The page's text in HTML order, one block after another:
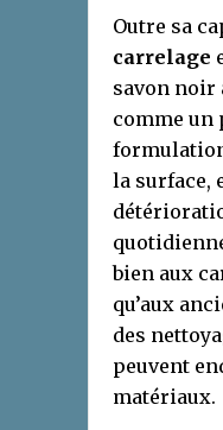
Outre sa
carrelage
savon noir
comme un
la surface,
bien aux
qu’aux
des
peuvent
matériaux.